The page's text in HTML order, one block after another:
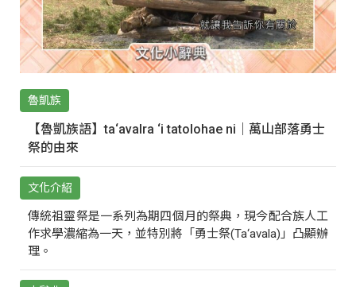
魯凱族
【魯凱族語】ta‘avalra ‘i tatolohae ni｜萬山部落勇士
祭的由來
文化介紹
傳統祖靈祭是一系列為期四個月的祭典，現今配合族人工
作求學濃縮為一天，並特別將「勇士祭(Ta‘avala)」凸顯辦
理。